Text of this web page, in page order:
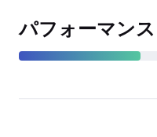
パフォーマンス